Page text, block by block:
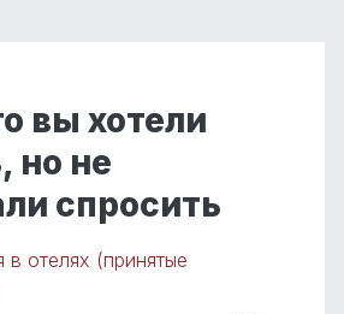
вы хотели
но не
спросить
в отелях (принятые